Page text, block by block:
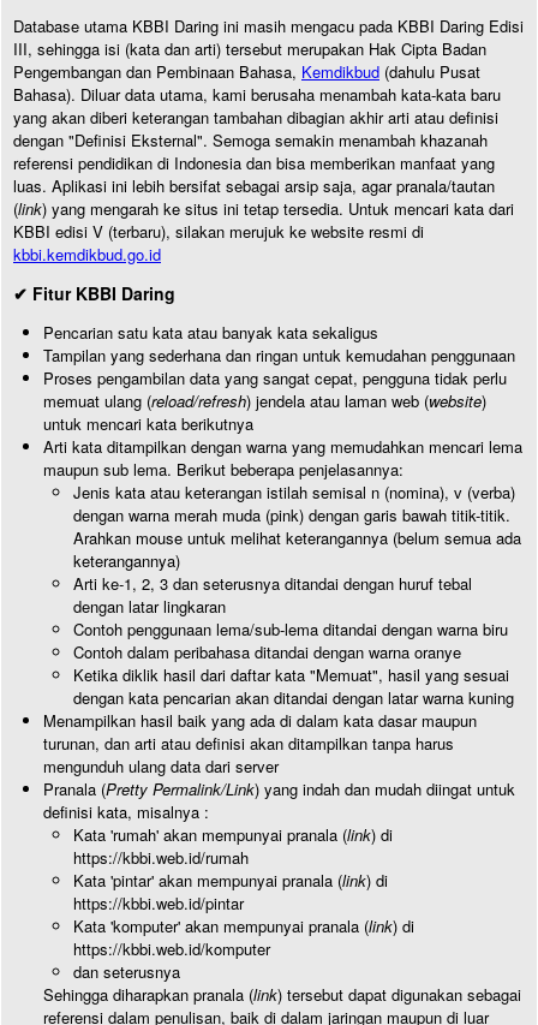
Database utama KBBI Daring ini masih mengacu pada KBBI Daring Edisi
III, sehingga isi (kata dan arti) tersebut merupakan Hak Cipta Badan
Pengembangan dan Pembinaan Bahasa, Kemdikbud (dahulu Pusat
Bahasa). Diluar data utama, kami berusaha menambah kata-kata baru
yang akan diberi keterangan tambahan dibagian akhir arti atau definisi
dengan "Definisi Eksternal". Semoga semakin menambah khazanah
referensi pendidikan di Indonesia dan bisa memberikan manfaat yang
luas. Aplikasi ini lebih bersifat sebagai arsip saja, agar pranala/tautan
(link) yang mengarah ke situs ini tetap tersedia. Untuk mencari kata dari
KBBI edisi V (terbaru), silakan merujuk ke website resmi di
kbbi.kemdikbud.go.id
✔ Fitur KBBI Daring
Pencarian satu kata atau banyak kata sekaligus
Tampilan yang sederhana dan ringan untuk kemudahan penggunaan
Proses pengambilan data yang sangat cepat, pengguna tidak perlu
memuat ulang (reload/refresh) jendela atau laman web (website)
untuk mencari kata berikutnya
Arti kata ditampilkan dengan warna yang memudahkan mencari lema
maupun sub lema. Berikut beberapa penjelasannya:
Jenis kata atau keterangan istilah semisal n (nomina), v (verba)
dengan warna merah muda (pink) dengan garis bawah titik-titik.
Arahkan mouse untuk melihat keterangannya (belum semua ada
keterangannya)
Arti ke-1, 2, 3 dan seterusnya ditandai dengan huruf tebal
dengan latar lingkaran
Contoh penggunaan lema/sub-lema ditandai dengan warna biru
Contoh dalam peribahasa ditandai dengan warna oranye
Ketika diklik hasil dari daftar kata "Memuat", hasil yang sesuai
dengan kata pencarian akan ditandai dengan latar warna kuning
Menampilkan hasil baik yang ada di dalam kata dasar maupun
turunan, dan arti atau definisi akan ditampilkan tanpa harus
mengunduh ulang data dari server
Pranala (Pretty Permalink/Link) yang indah dan mudah diingat untuk
definisi kata, misalnya :
Kata 'rumah' akan mempunyai pranala (link) di
https://kbbi.web.id/rumah
Kata 'pintar' akan mempunyai pranala (link) di
https://kbbi.web.id/pintar
Kata 'komputer' akan mempunyai pranala (link) di
https://kbbi.web.id/komputer
dan seterusnya
Sehingga diharapkan pranala (link) tersebut dapat digunakan sebagai
referensi dalam penulisan, baik di dalam jaringan maupun di luar